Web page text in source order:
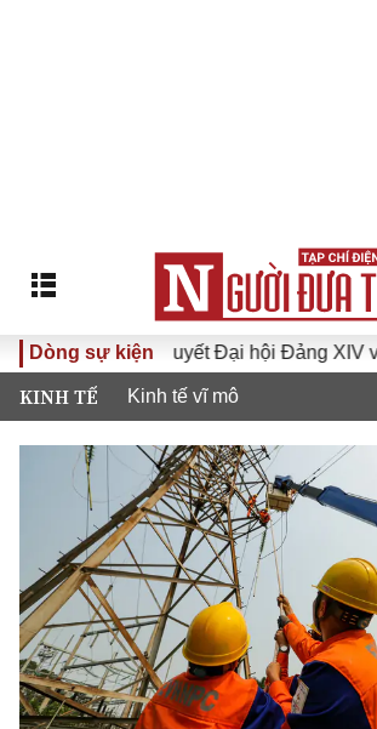
Dòng sự kiện
Đưa Nghị quyết Đại hội Đảng XIV vào
KINH TẾ Kinh tế vĩ mô